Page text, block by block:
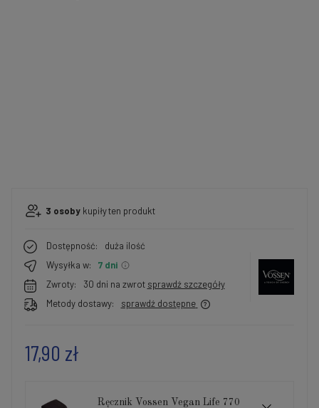
3 osoby kupiłyten produkt
Dostępność:
duża ilość
Wysyłka w:
7 dni
Zwroty:
30 dni na zwrot sprawdź szczegóły
Metody dostawy:
sprawdź dostępne
17,90 zł
Ręcznik Vossen Vegan Life 770